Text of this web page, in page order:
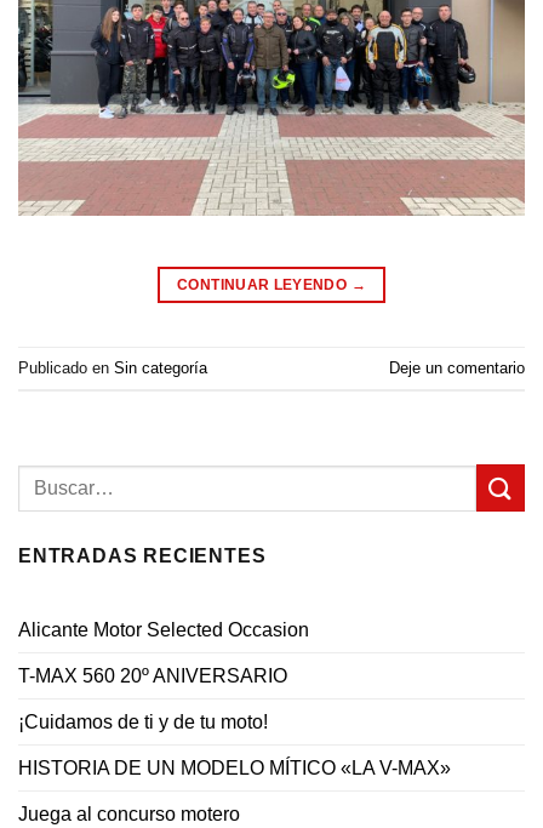
CONTINUAR LEYENDO →
Publicado en Sin categoría Deje un comentario
ENTRADAS RECIENTES
Alicante Motor Selected Occasion
T-MAX 560 20º ANIVERSARIO
¡Cuidamos de ti y de tu moto!
HISTORIA DE UN MODELO MÍTICO «LA V-MAX»
Juega al concurso motero